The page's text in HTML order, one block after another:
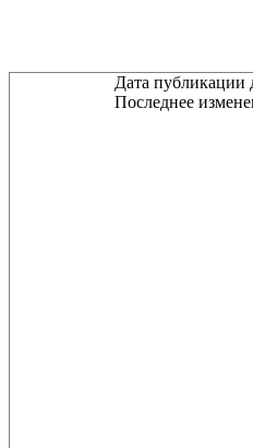
Дата публикации
Последнее